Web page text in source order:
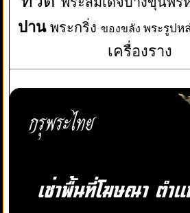
ปาน พระกริ่ง ของขลัง พระรูปห
เครื่องราง